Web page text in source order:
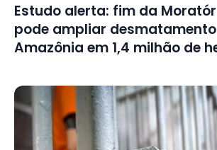
Estudo alerta: fim da
pode ampliar
Amazônia em 1,4 milhão de